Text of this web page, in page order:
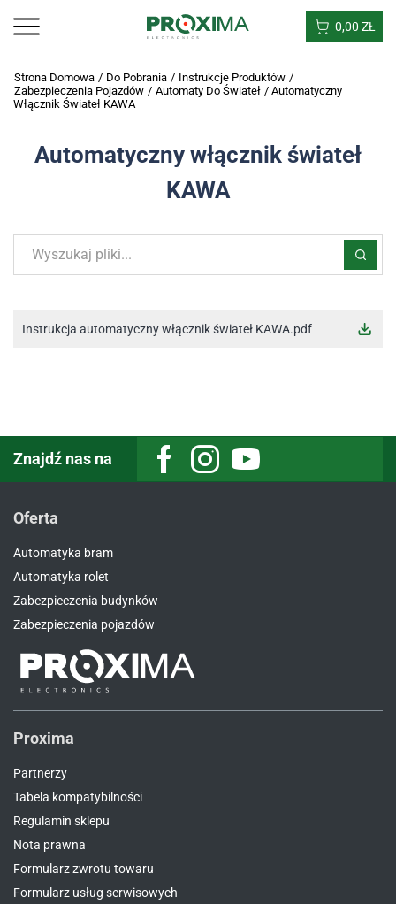
0,00 ZŁ
Strona Domowa / Do Pobrania / Instrukcje Produktów /
Zabezpieczenia Pojazdów / Automaty Do Świateł / Automatyczny
Włącznik Świateł KAWA
Automatyczny włącznik świateł
KAWA
Instrukcja automatyczny włącznik świateł KAWA.pdf
Znajdź nas na FacebookInstagramYoutube
Oferta
Automatyka bram
Automatyka rolet
Zabezpieczenia budynków
Zabezpieczenia pojazdów
Proxima
Partnerzy
Tabela kompatybilności
Regulamin sklepu
Nota prawna
Formularz zwrotu towaru
Formularz usług serwisowych